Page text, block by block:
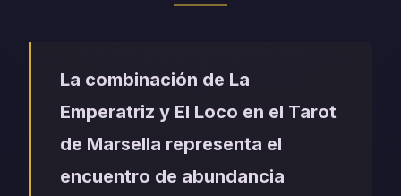
La combinación de La
Emperatriz y El Loco en el Tarot
de Marsella representa el
encuentro de abundancia